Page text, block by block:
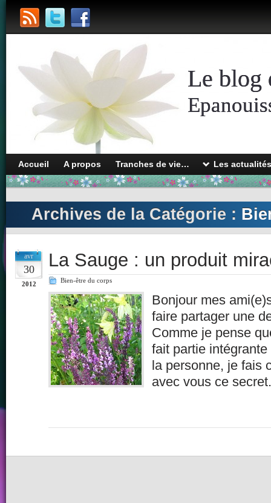
Le blog
Accueil A propos Tranches de vie… Les
Archives de la Catégorie :
avr
30
2012
La Sauge : un produit
Bien-être du corps
Bonjour mes
faire partager une
Comme je pense
fait partie
la personne, je fais
avec vous ce